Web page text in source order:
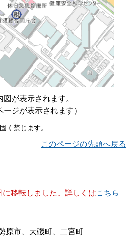
が表示されます。
ージが表示されます）
く禁じます。
このページの先頭へ戻る
に移転しました。詳しくはこちら
原市、大磯町、二宮町